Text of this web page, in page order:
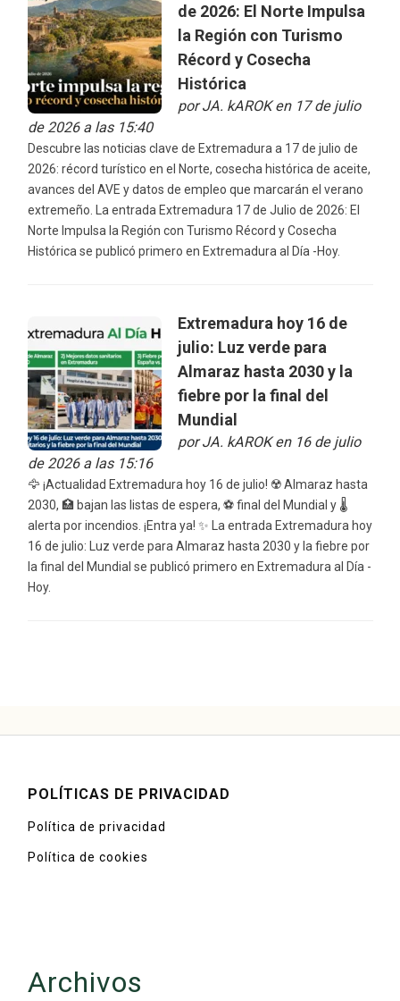
de 2026: El Norte Impulsa
la Región con Turismo
Récord y Cosecha
Histórica
porJA. kAROKen 17 de julio
de 2026 a las 15:40
Descubre las noticias clave de Extremadura a 17 de julio de
2026: récord turístico en el Norte, cosecha histórica de aceite,
avances del AVE y datos de empleo que marcarán el verano
extremeño. La entrada Extremadura 17 de Julio de 2026: El
Norte Impulsa la Región con Turismo Récord y Cosecha
Histórica se publicó primero en Extremadura al Día -Hoy.
Extremadura hoy 16 de
julio: Luz verde para
Almaraz hasta 2030 y la
fiebre por la final del
Mundial
porJA. kAROKen 16 de julio
de 2026 a las 15:16
🦅 ¡Actualidad Extremadura hoy 16 de julio! ☢️ Almaraz hasta
2030, 🏥 bajan las listas de espera, ⚽ final del Mundial y 🌡️
alerta por incendios. ¡Entra ya! ✨ La entrada Extremadura hoy
16 de julio: Luz verde para Almaraz hasta 2030 y la fiebre por
la final del Mundial se publicó primero en Extremadura al Día -
Hoy.
POLÍTICAS DE PRIVACIDAD
Política de privacidad
Política de cookies
Archivos